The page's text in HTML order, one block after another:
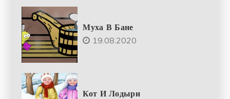
Муха В Бане
19.08.2020
Кот И Лодыри